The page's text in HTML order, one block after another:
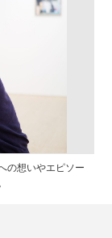
の想いやエピソー